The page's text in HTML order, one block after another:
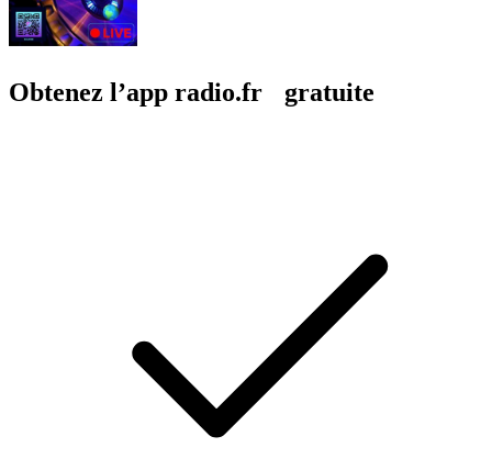
Obtenez l’app radio.fr gratuite